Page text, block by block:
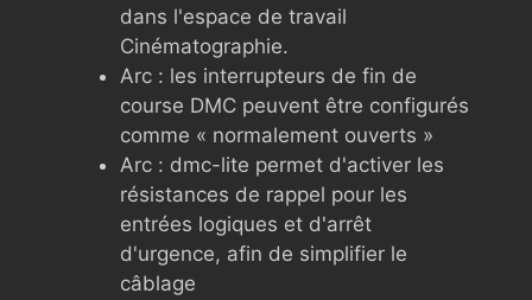
dans l'espace de travail
Cinématographie.
Arc : les interrupteurs de fin de
course DMC peuvent être configurés
comme « normalement ouverts »
Arc : dmc-lite permet d'activer les
résistances de rappel pour les
entrées logiques et d'arrêt
d'urgence, afin de simplifier le
câblage